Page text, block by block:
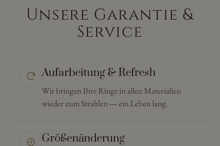
Unsere Garantie &
Service
Aufarbeitung & Refresh
Wir bringen Ihre Ringe in allen Materialien
wieder zum Strahlen — ein Leben lang.
Größenänderung